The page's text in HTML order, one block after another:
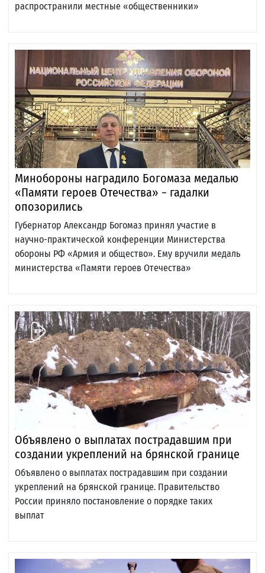
распространили местные «общественники»
Минобороны наградило Богомаза медалью
«Памяти героев Отечества» − гадалки
опозорились
Губернатор Александр Богомаз принял участие в
научно-практической конференции Министерства
обороны РФ «Армия и общество». Ему вручили медаль
министерства «Памяти героев Отечества»
Объявлено о выплатах пострадавшим при
создании укреплений на брянской границе
Объявлено о выплатах пострадавшим при создании
укреплений на брянской границе. Правительство
России приняло постановление о порядке таких
выплат